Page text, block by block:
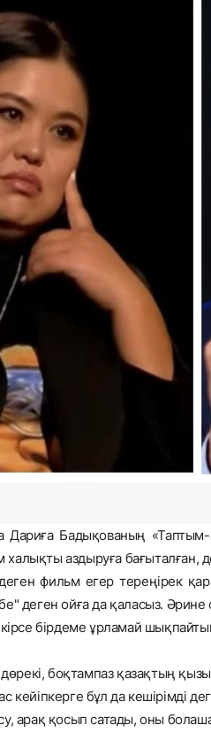
Дариға Бадықованың
аздыруға бағыталған,
фильм егер тереңірек
деген ойға да қаласыз.
кірсе бірдеме ұрламай
дөрекі, боқтампаз қазақтың
кейіпкерге бұл да кешірімді
арақ қосып сатады, оны